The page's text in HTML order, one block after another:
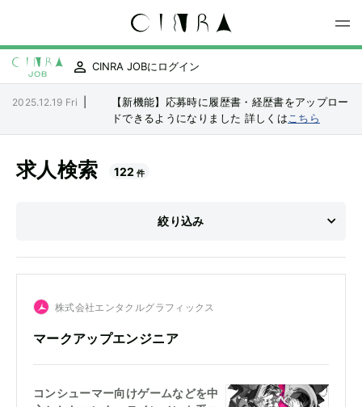
CINRA JOBにログイン
2025.12.19 Fri
【新機能】応募時に履歴書・経歴書をアップロー
ドできるようになりました 詳しくは こちら
求人検索 122 件
絞り込み
職種
職種を選択
雇用形態
株式会社エンタクルグラフィックス
マークアップエンジニア
コンシューマー向けゲームなどを中